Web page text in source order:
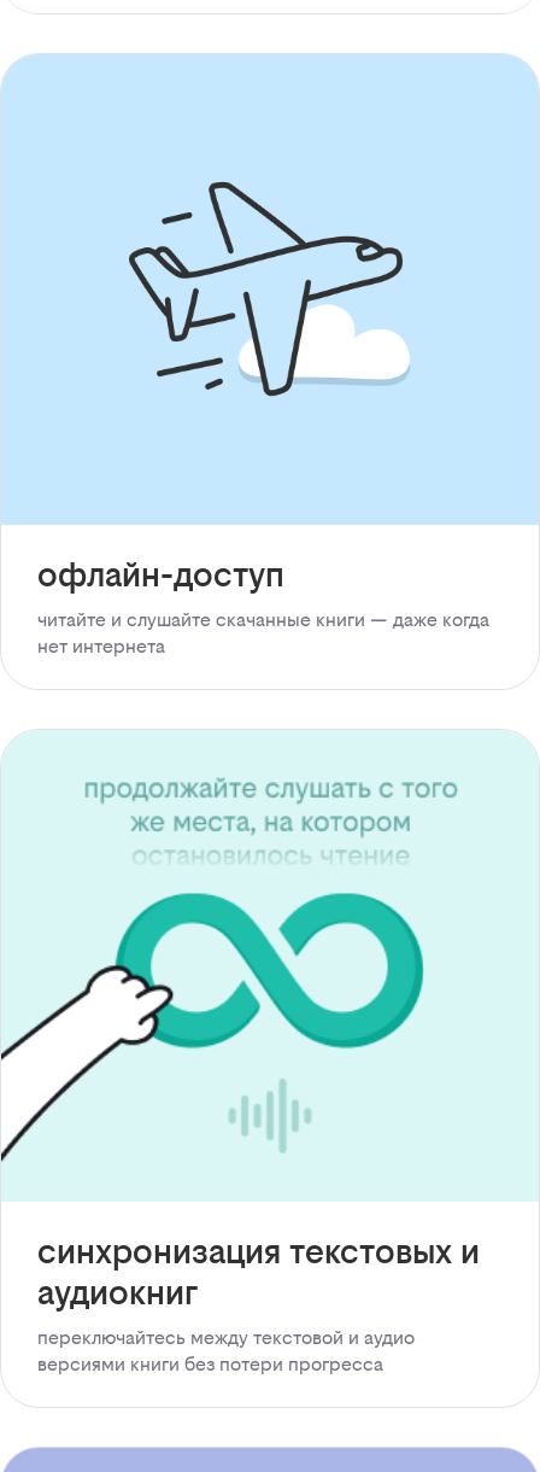
офлайн-доступ
читайте и слушайте скачанные книги — даже когда
нет интернета
синхронизация текстовых и
аудиокниг
переключайтесь между текстовой и аудио
версиями книги без потери прогресса